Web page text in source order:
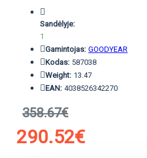
Sandėlyje:
1
Gamintojas: GOODYEAR
Kodas: 587038
Weight: 13.47
EAN: 4038526342270
358.67€
290.52€